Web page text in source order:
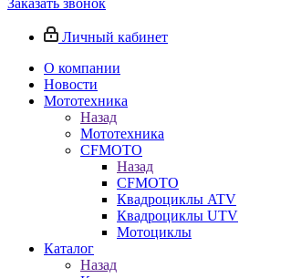
Личный кабинет
О компании
Новости
Мототехника
Назад
Мототехника
CFMOTO
Назад
CFMOTO
Квадроциклы ATV
Квадроциклы UTV
Мотоциклы
Каталог
Назад